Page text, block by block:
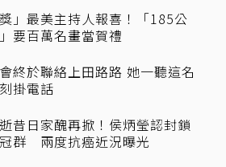
獎」最美主持人報喜！「185公
要百萬名畫當賀禮
終於聯絡上田路路 她一聽這名
掛電話
昔日家醜再掀！侯炳瑩認封鎖
群 兩度抗癌近況曝光